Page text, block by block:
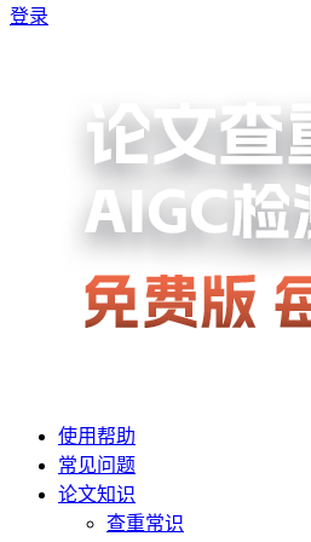
登录
使用帮助
常见问题
论文知识
查重常识